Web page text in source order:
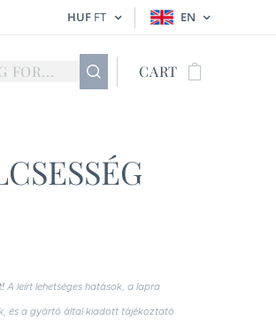
HUF FT EN
CART
A leírt lehetséges hatások, a lapra
és a gyártó által kiadott tájékoztató